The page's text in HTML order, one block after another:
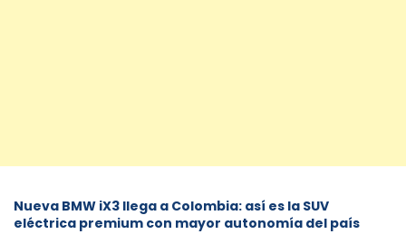
Nueva BMW iX3 llega a Colombia: así es la SUV
eléctrica premium con mayor autonomía del país